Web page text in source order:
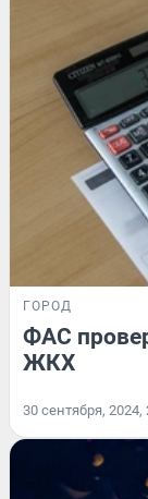
ГОРОД
ФАС
ЖКХ
30 сентября, 2024,